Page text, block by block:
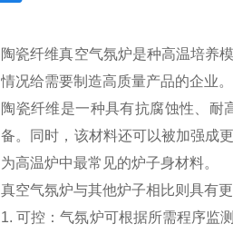
陶瓷纤维真空气氛炉是种高温培养
情况给需要制造高质量产品的企业。
陶瓷纤维是一种具有抗腐蚀性、耐
备。同时，该材料还可以被加强成
为高温炉中最常见的炉子身材料。
真空气氛炉与其他炉子相比则具有
1. 可控：气氛炉可根据所需程序监